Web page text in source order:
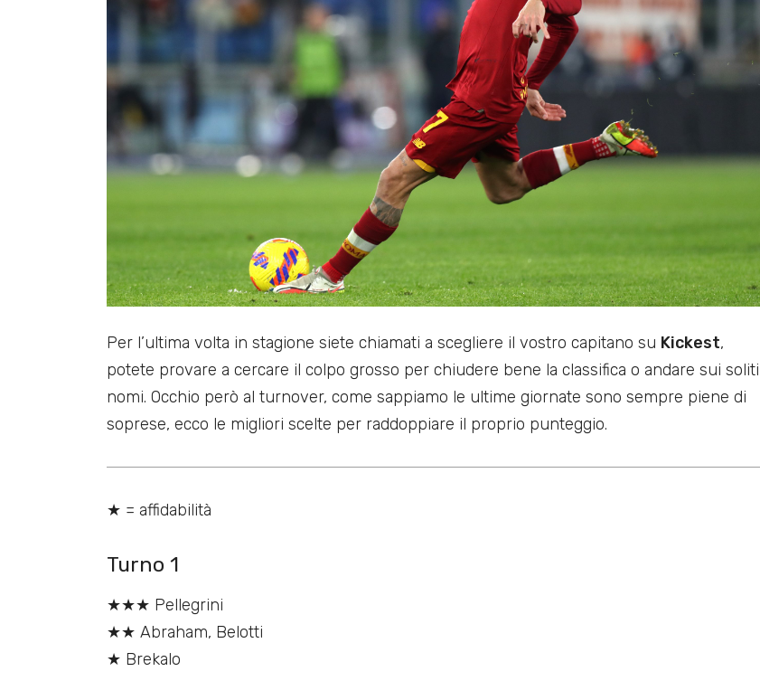
Per l’ultima volta in stagione siete chiamati a scegliere il vostro capitano su Kickest,
potete provare a cercare il colpo grosso per chiudere bene la classifica o andare sui soliti
nomi. Occhio però al turnover, come sappiamo le ultime giornate sono sempre piene di
soprese, ecco le migliori scelte per raddoppiare il proprio punteggio.
★ = affidabilità
Turno 1
★★★ Pellegrini
★★ Abraham, Belotti
★ Brekalo